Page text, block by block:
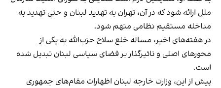
ملل ارائه شود که در آن، تهران به تهدید لبنان و حتی تهدید به
مداخله مستقیم نظامی متهم شود.
در هفته‌های اخیر، مساله خلع سلاح حزب‌الله به یکی از
محورهای اصلی و تاثیرگذار بر فضای سیاسی لبنان تبدیل شده
است.
پیش از این، وزارت خارجه لبنان اظهارات مقام‌های جمهوری